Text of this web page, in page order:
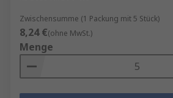
Zwischensumme (1 Packung mit 5 Stück)
8,24 €(ohne MwSt.)
Menge